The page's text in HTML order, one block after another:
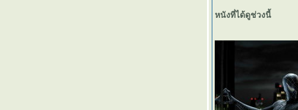
หนังที่ได้ดูช่วงนี้